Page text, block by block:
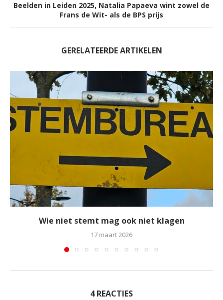
Beelden in Leiden 2025, Natalia Papaeva wint zowel de
Frans de Wit- als de BPS prijs
GERELATEERDE ARTIKELEN
Wie niet stemt mag ook niet klagen
17 maart 2026
4 REACTIES